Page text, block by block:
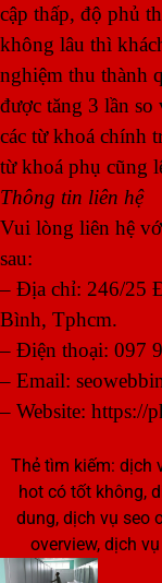
cập thấp, độ phủ
không lâu thì
nghiệm thu thành
được tăng 3 lần
các từ khoá chính
từ khoá phụ cũng
Thông tin liên hệ
Vui lòng liên hệ
sau:
– Địa chỉ: 246/25
Bình, Tphcm.
– Điện thoại: 097
– Email:
– Website: https://
Thẻ tìm kiếm: dịch
hot có tốt không,
dung, dịch vụ seo
overview, dịch